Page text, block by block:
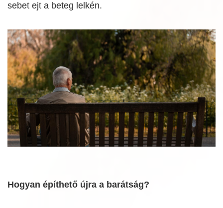
sebet ejt a beteg lelkén.
Hogyan építhető újra a barátság?